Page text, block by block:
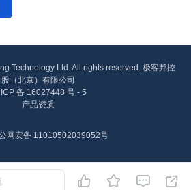
   
Technology Ltd. All rights reserved. 极客邦控
股（北京）有限公司
备 16027448 号 - 5
产品资质
网安备 11010502039052号